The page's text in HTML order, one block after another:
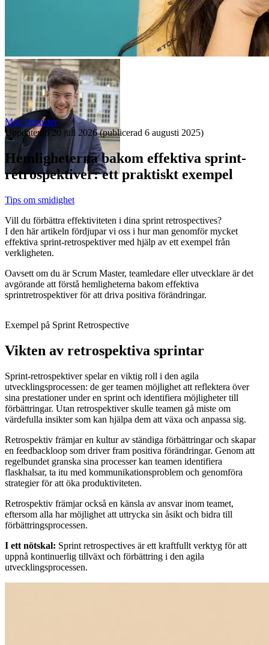
Max Schuster
Uppdaterad 20 juli 2026(publicerad 6 augusti 2025)
Hemligheterna bakom effektiva sprint-
retrospektiver: ett praktiskt exempel
Tips om smidighet
Vill du förbättra effektiviteten i dina sprint retrospectives?
I den här artikeln fördjupar vi oss i hur man genomför mycket
effektiva sprint-retrospektiver med hjälp av ett exempel från
verkligheten.
Oavsett om du är Scrum Master, teamledare eller utvecklare är det
avgörande att förstå hemligheterna bakom effektiva
sprintretrospektiver för att driva positiva förändringar.
Exempel på Sprint Retrospective
Vikten av retrospektiva sprintar
Sprint-retrospektiver spelar en viktig roll i den agila
utvecklingsprocessen: de ger teamen möjlighet att reflektera över
sina prestationer under en sprint och identifiera möjligheter till
förbättringar. Utan retrospektiver skulle teamen gå miste om
värdefulla insikter som kan hjälpa dem att växa och anpassa sig.
Retrospektiv främjar en kultur av ständiga förbättringar och skapar
en feedbackloop som driver fram positiva förändringar. Genom att
regelbundet granska sina processer kan teamen identifiera
flaskhalsar, ta itu med kommunikationsproblem och genomföra
strategier för att öka produktiviteten.
Retrospektiv främjar också en känsla av ansvar inom teamet,
eftersom alla har möjlighet att uttrycka sin åsikt och bidra till
förbättringsprocessen.
I ett nötskal: Sprint retrospectives är ett kraftfullt verktyg för att
uppnå kontinuerlig tillväxt och förbättring i den agila
utvecklingsprocessen.